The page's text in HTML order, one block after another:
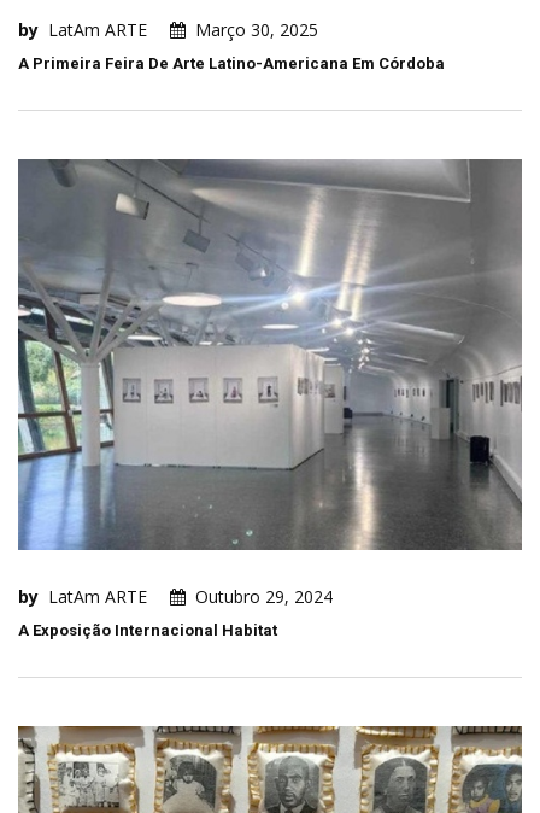
by LatAm ARTE Março 30, 2025
A Primeira Feira De Arte Latino-Americana Em Córdoba
by LatAm ARTE Outubro 29, 2024
A Exposição Internacional Habitat